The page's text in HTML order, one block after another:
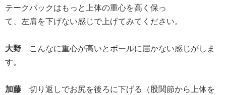
テークバックはもっと上体の重心を高く保っ
て、左肩を下げない感じで上げてみてください。
大野 こんなに重心が高いとボールに届かない感じがしま
す。
加藤 切り返しでお尻を後ろに下げる（股関節から上体を